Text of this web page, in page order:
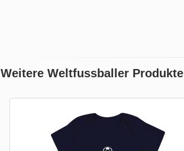
Weitere Weltfussballer Produkte